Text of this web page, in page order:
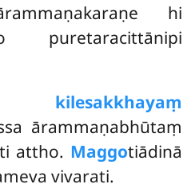
hi
puretaracittānipi
ārammaṇabhūtaṃ
attho. Maggotiādinā
vivarati.